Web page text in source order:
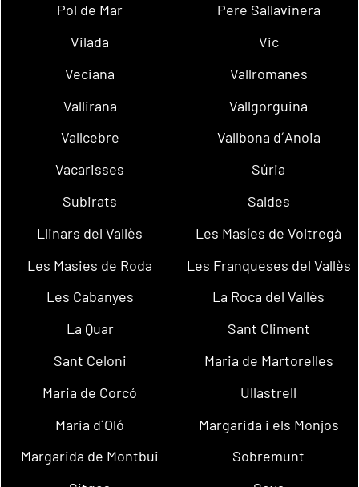
Pol de Mar
Pere Sallavinera
Vilada
Vic
Veciana
Vallromanes
Vallirana
Vallgorguina
Vallcebre
Vallbona d´Anoia
Vacarisses
Súria
Subirats
Saldes
Llinars del Vallès
Les Masíes de Voltregà
Les Masies de Roda
Les Franqueses del Vallès
Les Cabanyes
La Roca del Vallès
La Quar
Sant Climent
Sant Celoni
Maria de Martorelles
Maria de Corcó
Ullastrell
Maria d´Oló
Margarida i els Monjos
Margarida de Montbui
Sobremunt